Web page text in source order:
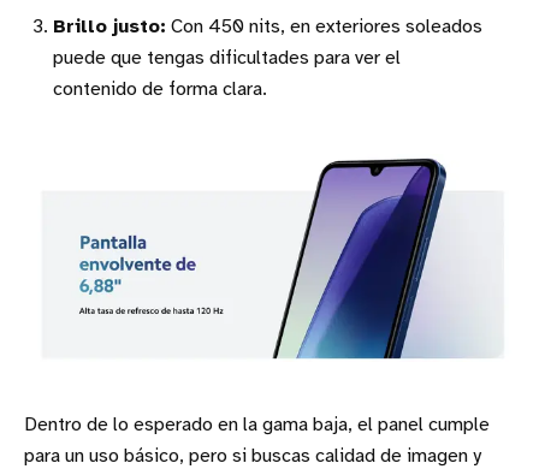
Brillo justo: Con 450 nits, en exteriores soleados
puede que tengas dificultades para ver el
contenido de forma clara.
Dentro de lo esperado en la gama baja, el panel cumple
para un uso básico, pero si buscas calidad de imagen y